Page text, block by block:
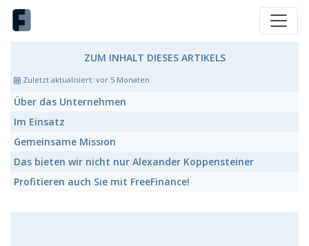
ZUM INHALT DIESES ARTIKELS
Zuletzt aktualisiert: vor 5 Monaten
Über das Unternehmen
Im Einsatz
Gemeinsame Mission
Das bieten wir nicht nur Alexander Koppensteiner
Profitieren auch Sie mit FreeFinance!